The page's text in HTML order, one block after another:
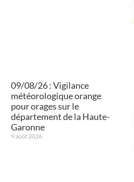
09/08/26 : Vigilance
météorologique orange
pour orages sur le
département de la Haute-
Garonne
9 août 2026